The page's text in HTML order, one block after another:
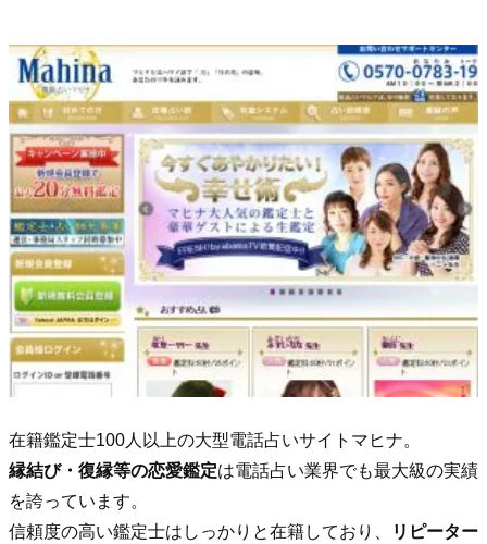
在籍鑑定士100人以上の大型電話占いサイトマヒナ。
縁結び・復縁等の恋愛鑑定は電話占い業界でも最大級の実績
を誇っています。
信頼度の高い鑑定士はしっかりと在籍しており、
リピーター